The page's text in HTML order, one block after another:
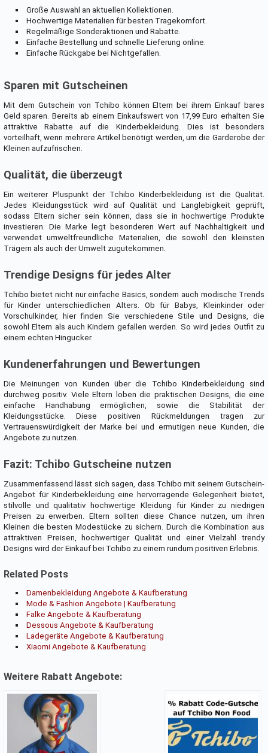
Große Auswahl an aktuellen Kollektionen.
Hochwertige Materialien für besten Tragekomfort.
Regelmäßige Sonderaktionen und Rabatte.
Einfache Bestellung und schnelle Lieferung online.
Einfache Rückgabe bei Nichtgefallen.
Sparen mit Gutscheinen
Mit dem Gutschein von Tchibo können Eltern bei ihrem Einkauf bares
Geld sparen. Bereits ab einem Einkaufswert von 17,99 Euro erhalten Sie
attraktive Rabatte auf die Kinderbekleidung. Dies ist besonders
vorteilhaft, wenn mehrere Artikel benötigt werden, um die Garderobe der
Kleinen aufzufrischen.
Qualität, die überzeugt
Ein weiterer Pluspunkt der Tchibo Kinderbekleidung ist die Qualität.
Jedes Kleidungsstück wird auf Qualität und Langlebigkeit geprüft,
sodass Eltern sicher sein können, dass sie in hochwertige Produkte
investieren. Die Marke legt besonderen Wert auf Nachhaltigkeit und
verwendet umweltfreundliche Materialien, die sowohl den kleinsten
Trägern als auch der Umwelt zugutekommen.
Trendige Designs für jedes Alter
Tchibo bietet nicht nur einfache Basics, sondern auch modische Trends
für Kinder unterschiedlichen Alters. Ob für Babys, Kleinkinder oder
Vorschulkinder, hier finden Sie verschiedene Stile und Designs, die
sowohl Eltern als auch Kindern gefallen werden. So wird jedes Outfit zu
einem echten Hingucker.
Kundenerfahrungen und Bewertungen
Die Meinungen von Kunden über die Tchibo Kinderbekleidung sind
durchweg positiv. Viele Eltern loben die praktischen Designs, die eine
einfache Handhabung ermöglichen, sowie die Stabilität der
Kleidungsstücke. Diese positiven Rückmeldungen tragen zur
Vertrauenswürdigkeit der Marke bei und ermutigen neue Kunden, die
Angebote zu nutzen.
Fazit: Tchibo Gutscheine nutzen
Zusammenfassend lässt sich sagen, dass Tchibo mit seinem Gutschein-
Angebot für Kinderbekleidung eine hervorragende Gelegenheit bietet,
stilvolle und qualitativ hochwertige Kleidung für Kinder zu niedrigen
Preisen zu erwerben. Eltern sollten diese Chance nutzen, um ihren
Kleinen die besten Modestücke zu sichern. Durch die Kombination aus
attraktiven Preisen, hochwertiger Qualität und einer Vielzahl trendy
Designs wird der Einkauf bei Tchibo zu einem rundum positiven Erlebnis.
Related Posts
Damenbekleidung Angebote & Kaufberatung
Mode & Fashion Angebote | Kaufberatung
Falke Angebote & Kaufberatung
Dessous Angebote & Kaufberatung
Ladegeräte Angebote & Kaufberatung
Xiaomi Angebote & Kaufberatung
Weitere Rabatt Angebote: